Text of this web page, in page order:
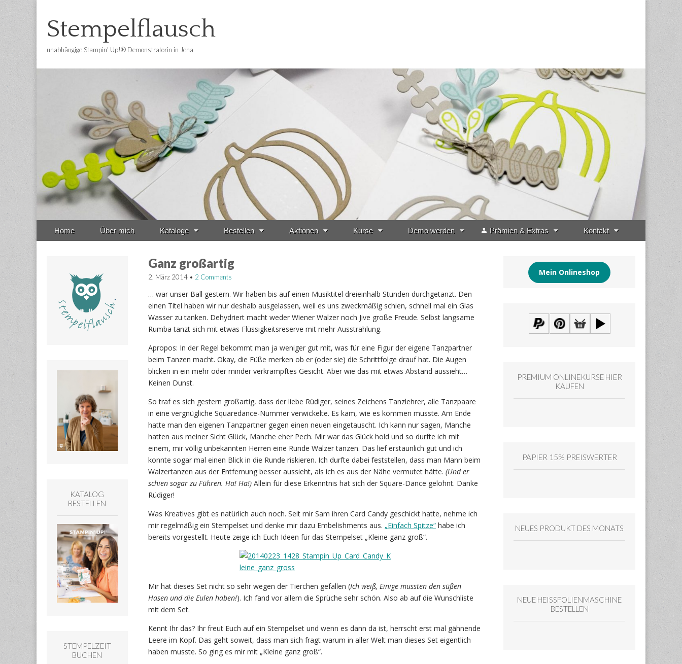
Stempelflausch
unabhängige Stampin' Up!® Demonstratorin in Jena
Home Über mich Kataloge Bestellen Aktionen Kurse Demo werden Prämien & Extras Kontakt
Ganz großartig
2. März 2014• 2 Comments
… war unser Ball gestern. Wir haben bis auf einen Musiktitel dreieinhalb Stunden durchgetanzt. Den
einen Titel haben wir nur deshalb ausgelassen, weil es uns zweckmäßig schien, schnell mal ein Glas
Wasser zu tanken. Dehydriert macht weder Wiener Walzer noch Jive große Freude. Selbst langsame
Rumba tanzt sich mit etwas Flüssigkeitsreserve mit mehr Ausstrahlung.
Apropos: In der Regel bekommt man ja weniger gut mit, was für eine Figur der eigene Tanzpartner
beim Tanzen macht. Okay, die Füße merken ob er (oder sie) die Schrittfolge drauf hat. Die Augen
blicken in ein mehr oder minder verkrampftes Gesicht. Aber wie das mit etwas Abstand aussieht…
Keinen Dunst.
So traf es sich gestern großartig, dass der liebe Rüdiger, seines Zeichens Tanzlehrer, alle Tanzpaare
in eine vergnügliche Squaredance-Nummer verwickelte. Es kam, wie es kommen musste. Am Ende
hatte man den eigenen Tanzpartner gegen einen neuen eingetauscht. Ich kann nur sagen, Manche
hatten aus meiner Sicht Glück, Manche eher Pech. Mir war das Glück hold und so durfte ich mit
einem, mir völlig unbekannten Herren eine Runde Walzer tanzen. Das lief erstaunlich gut und ich
konnte sogar mal einen Blick in die Runde riskieren. Ich durfte dabei feststellen, dass man Mann beim
Walzertanzen aus der Entfernung besser aussieht, als ich es aus der Nähe vermutet hätte. (Und er
schien sogar zu Führen. Ha! Ha!)Allein für diese Erkenntnis hat sich der Square-Dance gelohnt. Danke
Rüdiger!
Was Kreatives gibt es natürlich auch noch. Seit mir Sam ihren Card Candy geschickt hatte, nehme ich
mir regelmäßig ein Stempelset und denke mir dazu Embelishments aus. „Einfach Spitze“habe ich
bereits vorgestellt. Heute zeige ich Euch Ideen für das Stempelset „Kleine ganz groß“.
Mir hat dieses Set nicht so sehr wegen der Tierchen gefallen (Ich weiß, Einige mussten den süßen
Hasen und die Eulen haben!). Ich fand vor allem die Sprüche sehr schön. Also ab auf die Wunschliste
mit dem Set.
Kennt Ihr das? Ihr freut Euch auf ein Stempelset und wenn es dann da ist, herrscht erst mal gähnende
Leere im Kopf. Das geht soweit, dass man sich fragt warum in aller Welt man dieses Set eigentlich
haben musste. So ging es mir mit „Kleine ganz groß“.
KATALOG
BESTELLEN
STEMPELZEIT
BUCHEN
Mein Onlineshop
PREMIUM ONLINEKURSE HIER
KAUFEN
PAPIER 15% PREISWERTER
NEUES PRODUKT DES MONATS
NEUE HEISSFOLIENMASCHINE
BESTELLEN